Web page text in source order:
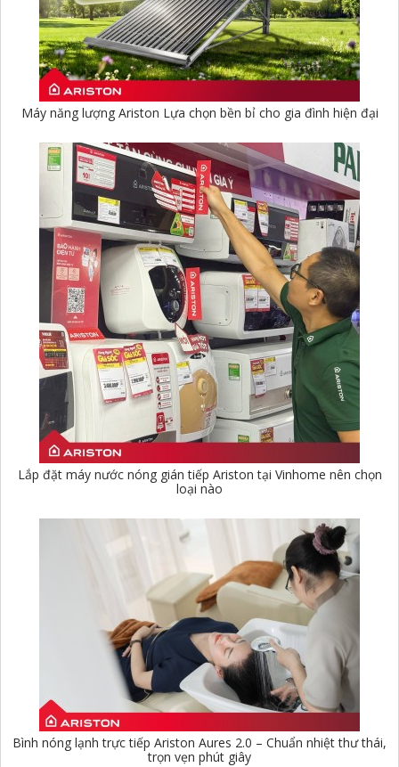
Máy năng lượng Ariston Lựa chọn bền bỉ cho gia đình hiện đại
Lắp đặt máy nước nóng gián tiếp Ariston tại Vinhome nên chọn
loại nào
Bình nóng lạnh trực tiếp Ariston Aures 2.0 – Chuẩn nhiệt thư thái,
trọn vẹn phút giây